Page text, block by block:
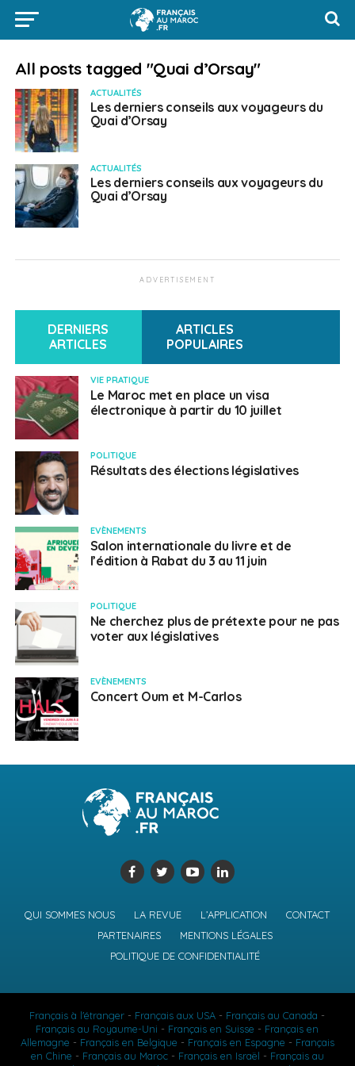
All posts tagged "Quai d’Orsay"
ACTUALITÉS
Les derniers conseils aux voyageurs du
Quai d’Orsay
ACTUALITÉS
Les derniers conseils aux voyageurs du
Quai d’Orsay
ADVERTISEMENT
DERNIERS
ARTICLES
ARTICLES
POPULAIRES
VIE PRATIQUE
Le Maroc met en place un visa
électronique à partir du 10 juillet
POLITIQUE
Résultats des élections législatives
EVÈNEMENTS
Salon internationale du livre et de
l’édition à Rabat du 3 au 11 juin
POLITIQUE
Ne cherchez plus de prétexte pour ne pas
voter aux législatives
EVÈNEMENTS
Concert Oum et M-Carlos
QUI SOMMES NOUS LA REVUE L’APPLICATION
CONTACT
PARTENAIRES
MENTIONS LÉGALES
POLITIQUE DE CONFIDENTIALITÉ
Français à l'étranger - Français aux USA - Français au Canada -
Français au Royaume-Uni - Français en Suisse - Français en
Allemagne - Français en Belgique - Français en Espagne - Français
en Chine - Français au Maroc- Français en Israël - Français au